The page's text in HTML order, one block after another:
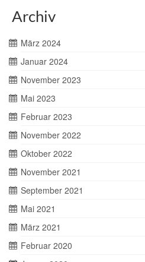
Archiv
März 2024
Januar 2024
November 2023
Mai 2023
Februar 2023
November 2022
Oktober 2022
November 2021
September 2021
Mai 2021
März 2021
Februar 2020